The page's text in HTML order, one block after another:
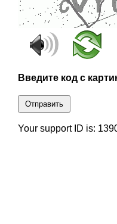
Введите код с
Отправить
Your support ID is: